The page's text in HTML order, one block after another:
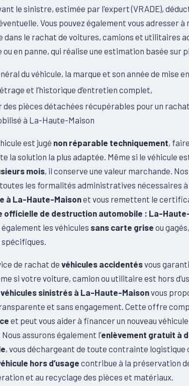
le sinistre, estimée par l'expert (VRADE),
Vous pouvez également vous adresser
dans le rachat de voitures, camions et utilitaires
en panne, qui réalise une estimation basée sur
du véhicule, la marque et son année de mise
et l’historique d’entretien complet,
des pièces détachées récupérables pour un
à La-Haute-Maison
est jugé non réparable techniquement,
la solution la plus adaptée. Même si le véhicule
mois, il conserve une valeur marchande.
les formalités administratives nécessaires à
à La-Haute-Maisonet vous remettent le
officielle de destruction automobile : La-
les véhicules sans carte grise ou
de rachat de véhicules accidentésvous
si votre voiture, camion ou utilitaire est hors
sinistrés à La-Haute-Maisonvous
et sans engagement. Cette offre
et peut vous aider à financer un nouveau
assurons également l’enlèvement gratuit à
, vous déchargeant de toute contrainte logistique
hors d’usage contribue à la préservation
et au recyclage des pièces et matériaux.